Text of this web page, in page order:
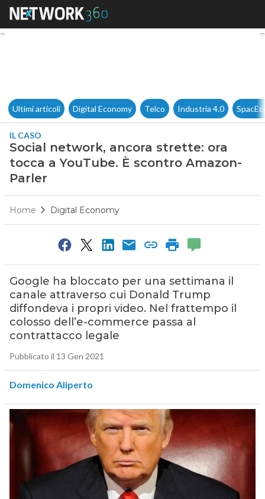
Social network, ancora
Ultimi articoli Digital Economy Telco Industria 4.0
IL CASO
Social network, ancora strette: ora
tocca a YouTube. È scontro Amazon-
Parler
Home Digital Economy
Google ha bloccato per una settimana il
canale attraverso cui Donald Trump
diffondeva i propri video. Nel frattempo il
colosso dell’e-commerce passa al
contrattacco legale
Pubblicato il 13 Gen 2021
Domenico Aliperto